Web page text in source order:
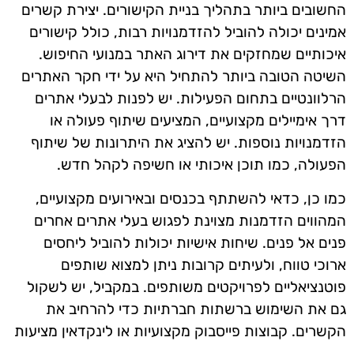
החשובים ביותר בתהליך בניית הקישורים. יצירת קשרים
אמינים יכולה להוביל להזדמנויות רבות, כולל קישורים
איכותיים שמחזקים את דירוג האתר במנועי החיפוש.
השיטה הטובה ביותר להתחיל היא על ידי חקר האתרים
הרלוונטיים בתחום הפעילות. יש לפנות לבעלי אתרים
דרך אימיילים מקצועיים, המציעים שיתוף פעולה או
הזדמנויות נוספות. יש להציג את היתרונות של שיתוף
הפעולה, כמו תוכן איכותי או חשיפה לקהל חדש.
כמו כן, כדאי להשתתף בכנסים ובאירועים מקצועיים,
המהווים הזדמנות מצוינת לפגוש בעלי אתרים אחרים
פנים אל פנים. שיחות אישיות יכולות להוביל ליחסים
ארוכי טווח, ולעיתים קרובות ניתן למצוא שותפים
פוטנציאליים לפרויקטים משותפים. במקביל, יש לשקול
גם את השימוש ברשתות חברתיות כדי להרחיב את
הקשרים. קבוצות פייסבוק מקצועיות או לינקדאין מציעות